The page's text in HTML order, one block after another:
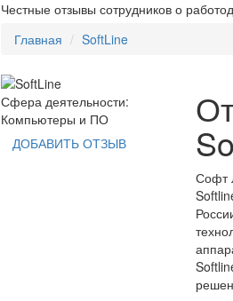
Честные отзывы сотрудников о
Главная SoftLine
Сфера деятельности:
Компьютеры и ПО
ДОБАВИТЬ ОТЗЫВ
Софт